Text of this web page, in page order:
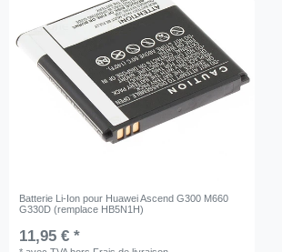
Batterie Li-Ion pour Huawei Ascend G300 M660
G330D (remplace HB5N1H)
11,95 € *